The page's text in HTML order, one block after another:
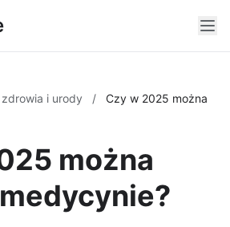
i urody /
Czy w 2025 można
można